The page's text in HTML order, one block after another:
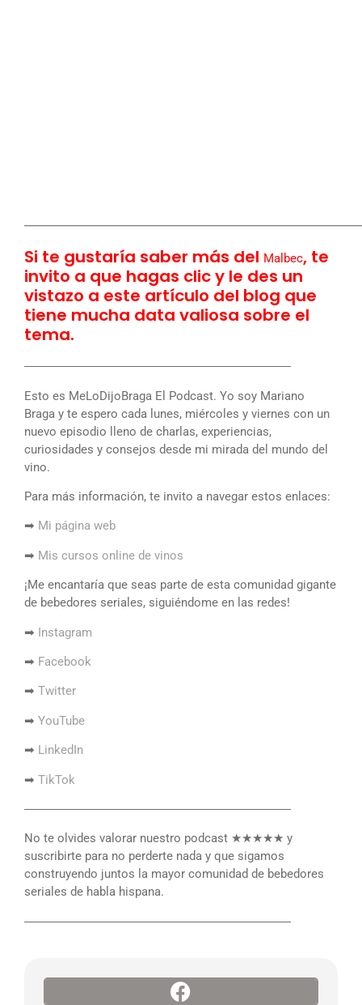
Si te gustaría saber más del Malbec, te
invito a que hagas clic y le des un
vistazo a este artículo del blog que
tiene mucha data valiosa sobre el
tema.
――――――――――――――――――――――
Esto es MeLoDijoBraga El Podcast. Yo soy Mariano
Braga y te espero cada lunes, miércoles y viernes con un
nuevo episodio lleno de charlas, experiencias,
curiosidades y consejos desde mi mirada del mundo del
vino.
Para más información, te invito a navegar estos enlaces:
➡ Mi página web
➡ Mis cursos online de vinos
¡Me encantaría que seas parte de esta comunidad gigante
de bebedores seriales, siguiéndome en las redes!
➡ Instagram
➡ Facebook
➡ Twitter
➡ YouTube
➡ LinkedIn
➡ TikTok
――――――――――――――――――――――
No te olvides valorar nuestro podcast ★★★★★ y
suscribirte para no perderte nada y que sigamos
construyendo juntos la mayor comunidad de bebedores
seriales de habla hispana.
――――――――――――――――――――――